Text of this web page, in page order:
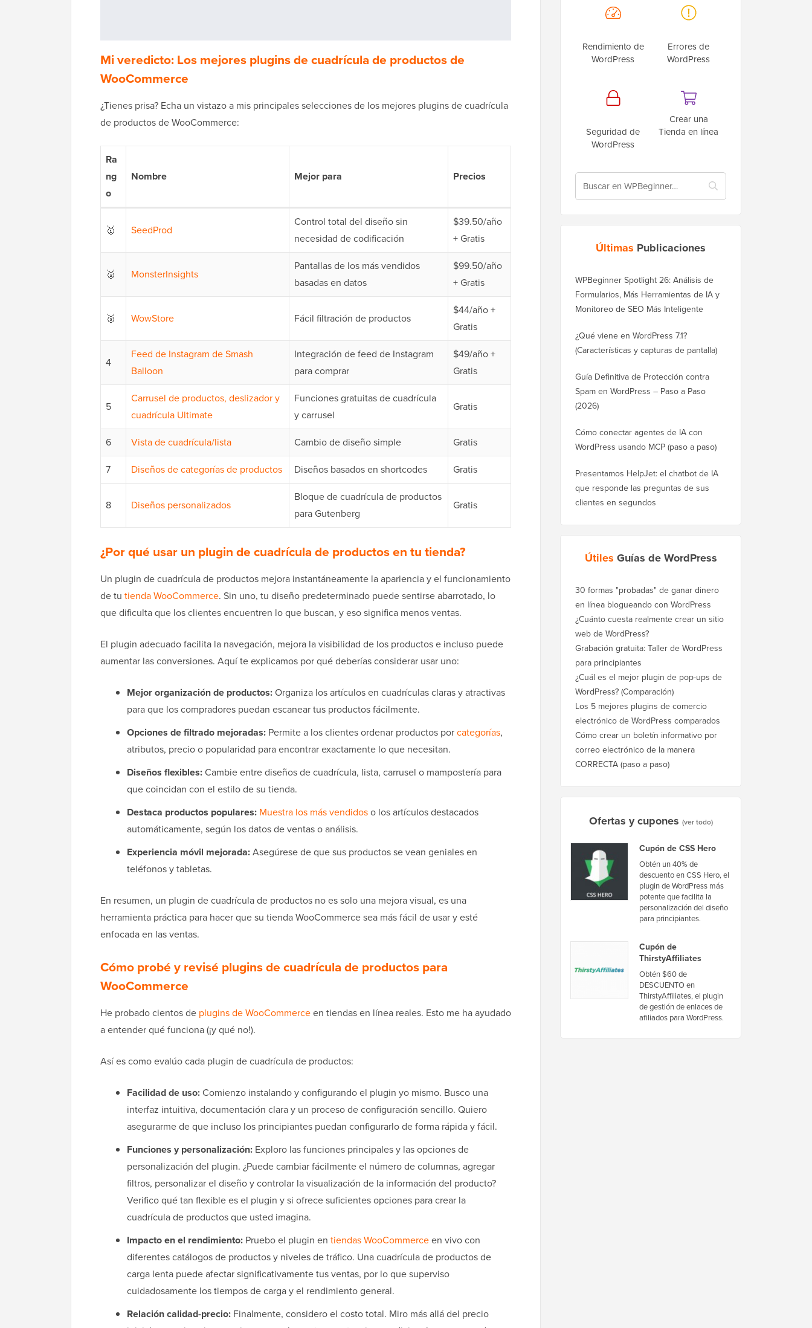
Mi veredicto: Los mejores plugins de cuadrícula de productos de
WooCommerce
¿Tienes prisa? Echa un vistazo a mis principales selecciones de los mejores plugins de cuadrícula
de productos de WooCommerce:
Ra
ng
o
Nombre Mejor para Precios
🥇 SeedProd
Control total del diseño sin
necesidad de codificación
$39.50/año
+ Gratis
🥈 MonsterInsights
Pantallas de los más vendidos
basadas en datos
$99.50/año
+ Gratis
🥉 WowStore Fácil filtración de productos
$44/año +
Gratis
4
Feed de Instagram de Smash
Balloon
Integración de feed de Instagram
para comprar
$49/año +
Gratis
5
Carrusel de productos, deslizador y
cuadrícula Ultimate
Funciones gratuitas de cuadrícula
y carrusel
Gratis
6 Vista de cuadrícula/lista Cambio de diseño simple
Gratis
7
Diseños de categorías de productos Diseños basados en shortcodes Gratis
8 Diseños personalizados
Bloque de cuadrícula de productos
para Gutenberg
Gratis
¿Por qué usar un plugin de cuadrícula de productos en tu tienda?
Un plugin de cuadrícula de productos mejora instantáneamente la apariencia y el funcionamiento
de tu tienda WooCommerce. Sin uno, tu diseño predeterminado puede sentirse abarrotado, lo
que dificulta que los clientes encuentren lo que buscan, y eso significa menos ventas.
El plugin adecuado facilita la navegación, mejora la visibilidad de los productos e incluso puede
aumentar las conversiones. Aquí te explicamos por qué deberías considerar usar uno:
Mejor organización de productos:Organiza los artículos en cuadrículas claras y atractivas
para que los compradores puedan escanear tus productos fácilmente.
Opciones de filtrado mejoradas: Permite a los clientes ordenar productos porcategorías,
atributos, precio o popularidad para encontrar exactamente lo que necesitan.
Diseños flexibles:Cambie entre diseños de cuadrícula, lista, carrusel o mampostería para
que coincidan con el estilo de su tienda.
Destaca productos populares: Muestra los más vendidoso los artículos destacados
automáticamente, según los datos de ventas o análisis.
Experiencia móvil mejorada:Asegúrese de que sus productos se vean geniales en
teléfonos y tabletas.
En resumen, un plugin de cuadrícula de productos no es solo una mejora visual, es una
herramienta práctica para hacer que su tienda WooCommerce sea más fácil de usar y esté
enfocada en las ventas.
Cómo probé y revisé plugins de cuadrícula de productos para
WooCommerce
He probado cientos de plugins de WooCommerceen tiendas en línea reales. Esto me ha ayudado
a entender qué funciona (¡y qué no!).
Así es como evalúo cada plugin de cuadrícula de productos:
Facilidad de uso:Comienzo instalando y configurando el plugin yo mismo. Busco una
interfaz intuitiva, documentación clara y un proceso de configuración sencillo. Quiero
asegurarme de que incluso los principiantes puedan configurarlo de forma rápida y fácil.
Funciones y personalización: Exploro las funciones principales y las opciones de
personalización del plugin. ¿Puede cambiar fácilmente el número de columnas, agregar
filtros, personalizar el diseño y controlar la visualización de la información del producto?
Verifico qué tan flexible es el plugin y si ofrece suficientes opciones para crear la
cuadrícula de productos que usted imagina.
Impacto en el rendimiento: Pruebo el plugin en tiendas WooCommerceen vivo con
diferentes catálogos de productos y niveles de tráfico. Una cuadrícula de productos de
carga lenta puede afectar significativamente tus ventas, por lo que superviso
cuidadosamente los tiempos de carga y el rendimiento general.
Relación calidad-precio: Finalmente, considero el costo total. Miro más allá del precio
Rendimiento de
WordPress
Errores de
WordPress
Seguridad de
WordPress
Crear una
Tienda en línea
Últimas Publicaciones
WPBeginner Spotlight 26: Análisis de
Formularios, Más Herramientas de IA y
Monitoreo de SEO Más Inteligente
¿Qué viene en WordPress 7.1?
(Características y capturas de pantalla)
Guía Definitiva de Protección contra
Spam en WordPress – Paso a Paso
(2026)
Cómo conectar agentes de IA con
WordPress usando MCP (paso a paso)
Presentamos HelpJet: el chatbot de IA
que responde las preguntas de sus
clientes en segundos
Útiles Guías de WordPress
30 formas "probadas" de ganar dinero
en línea blogueando con WordPress
¿Cuánto cuesta realmente crear un sitio
web de WordPress?
Grabación gratuita: Taller de WordPress
para principiantes
¿Cuál es el mejor plugin de pop-ups de
WordPress? (Comparación)
Los 5 mejores plugins de comercio
electrónico de WordPress comparados
Cómo crear un boletín informativo por
correo electrónico de la manera
CORRECTA (paso a paso)
Ofertas y cupones (ver todo)
Cupón de CSS Hero
Obtén un 40% de
descuento en CSS Hero, el
plugin de WordPress más
potente que facilita la
personalización del diseño
para principiantes.
Cupón de
ThirstyAffiliates
Obtén $60 de
DESCUENTO en
ThirstyAffiliates, el plugin
de gestión de enlaces de
afiliados para WordPress.